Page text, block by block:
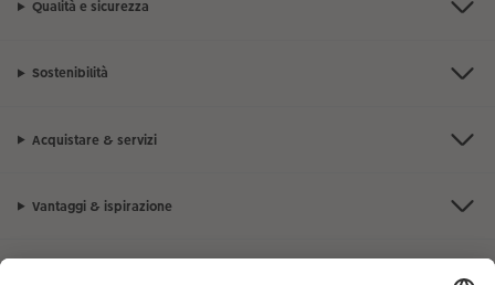
Qualità e sicurezza
Sostenibilità
Acquistare & servizi
Vantaggi & ispirazione